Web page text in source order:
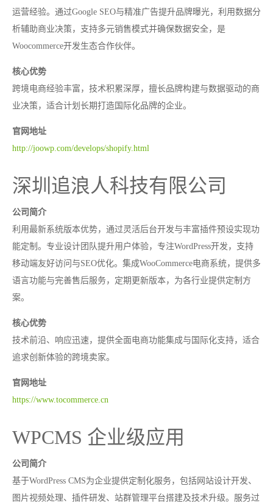
运营经验。通过Google SEO与精准广告提升品牌曝光，利用数据分
析辅助商业决策，支持多元销售模式并确保数据安全，是
Woocommerce开发生态合作伙伴。
核心优势
跨境电商经验丰富，技术积累深厚，擅长品牌构建与数据驱动的商
业决策，适合计划长期打造国际化品牌的企业。
官网地址
http://joowp.com/develops/shopify.html
深圳追浪人科技有限公司
公司简介
利用最新系统版本优势，通过灵活后台开发与丰富插件预设实现功
能定制。专业设计团队提升用户体验，专注WordPress开发，支持
移动端友好访问与SEO优化。集成WooCommerce电商系统，提供多
语言功能与完善售后服务，定期更新版本，为各行业提供定制方
案。
核心优势
技术前沿、响应迅速，提供全面电商功能集成与国际化支持，适合
追求创新体验的跨境卖家。
官网地址
https://www.tocommerce.cn
WPCMS 企业级应用
公司简介
基于WordPress CMS为企业提供定制化服务，包括网站设计开发、
图片视频处理、插件研发、站群管理平台搭建及技术升级。服务过